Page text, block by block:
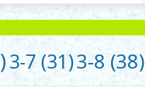
3-7 (31)3-8 (38)